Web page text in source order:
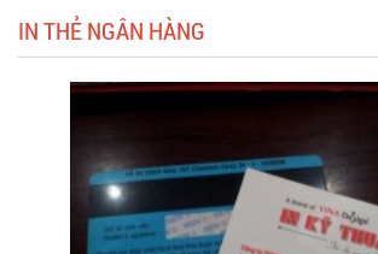
IN THẺ NGÂN HÀNG